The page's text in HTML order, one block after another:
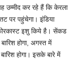
उम्मीद कर रहे हैं कि केरला
पर पहुंचेगा। इंडिया
इशु किये है। सेंकड
होगा, अगस्त में
होगा। इसके बारे में